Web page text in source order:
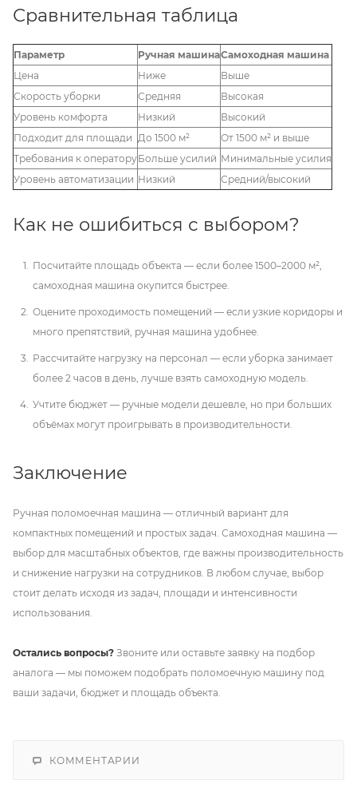
Сравнительная таблица
Параметр Ручная машинаСамоходная машина
Цена
Ниже
Выше
Скорость уборки
Средняя
Высокая
Уровень комфорта
Низкий
Высокий
Подходит для площади До 1500 м²
От 1500 м² и выше
Требования к операторуБольше усилий Минимальные усилия
Уровень автоматизации Низкий Средний/высокий
Как не ошибиться с выбором?
Посчитайте площадь объекта — если более 1500–2000 м²,
самоходная машина окупится быстрее.
Оцените проходимость помещений — если узкие коридоры и
много препятствий, ручная машина удобнее.
Рассчитайте нагрузку на персонал — если уборка занимает
более 2 часов в день, лучше взять самоходную модель.
Учтите бюджет — ручные модели дешевле, но при больших
объёмах могут проигрывать в производительности.
Заключение
Ручная поломоечная машина — отличный вариант для
компактных помещений и простых задач. Самоходная машина —
выбор для масштабных объектов, где важны производительность
и снижение нагрузки на сотрудников. В любом случае, выбор
стоит делать исходя из задач, площади и интенсивности
использования.
Остались вопросы? Звоните или оставьте заявку на подбор
аналога — мы поможем подобрать поломоечную машину под
ваши задачи, бюджет и площадь объекта.
КОММЕНТАРИИ